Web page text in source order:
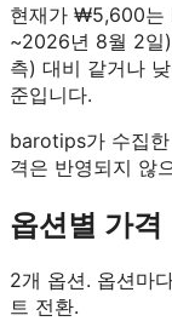
현재가 ₩5,600는
~2026년 8월 2일
측) 대비 같거나
준입니다.
barotips가 수집
격은 반영되지 않
옵션별 가격
2개 옵션. 옵션마
트 전환.